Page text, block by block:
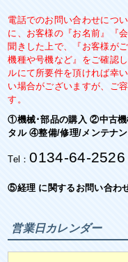
電話でのお問い合わせにつ
に、お客様の『お名前』『
聞きした上で、『お客様が
機種や号機など』をご確認
ルにて所要件を頂ければ幸
い場合がございますが、ご
す。
①機械･部品の購入 ②中古
タル ④整備/修理/メンテナ
Tel：0134-64-2526
⑤経理 に関するお問い合わ
営業日カレンダー